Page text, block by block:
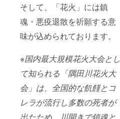
そして、「花火」には鎮
魂・悪疫退散を祈願する意
味が込められております。
※国内最大規模花火大会とし
て知られる「隅田川花火大
会」は、全国的な飢饉とコ
レラが流行し多数の死者が